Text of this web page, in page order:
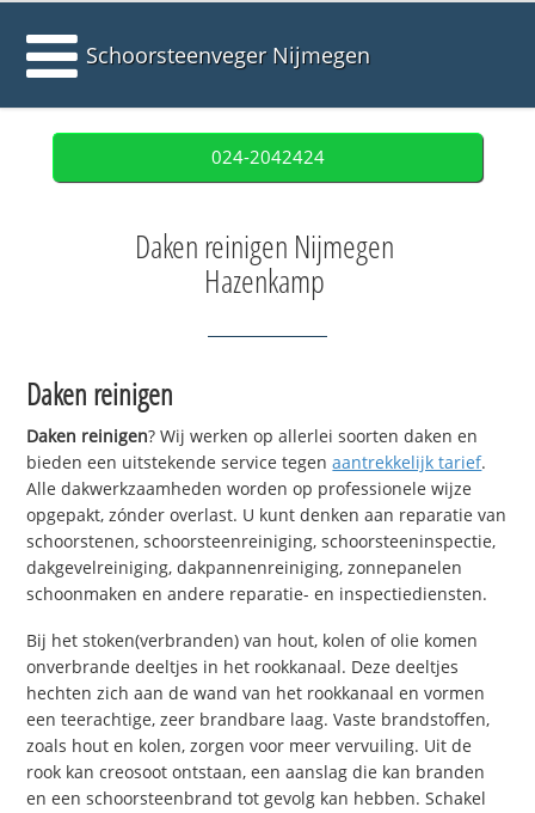
Schoorsteenveger Nijmegen
024-2042424
Daken reinigen Nijmegen
Hazenkamp
Daken reinigen
Daken reinigen? Wij werken op allerlei soorten daken en
bieden een uitstekende service tegenaantrekkelijk tarief.
Alle dakwerkzaamheden worden op professionele wijze
opgepakt, zónder overlast. U kunt denken aan reparatie van
schoorstenen, schoorsteenreiniging, schoorsteeninspectie,
dakgevelreiniging, dakpannenreiniging, zonnepanelen
schoonmaken en andere reparatie- en inspectiediensten.
Bij het stoken(verbranden) van hout, kolen of olie komen
onverbrande deeltjes in het rookkanaal. Deze deeltjes
hechten zich aan de wand van het rookkanaal en vormen
een teerachtige, zeer brandbare laag. Vaste brandstoffen,
zoals hout en kolen, zorgen voor meer vervuiling. Uit de
rook kan creosoot ontstaan, een aanslag die kan branden
en een schoorsteenbrand tot gevolg kan hebben. Schakel